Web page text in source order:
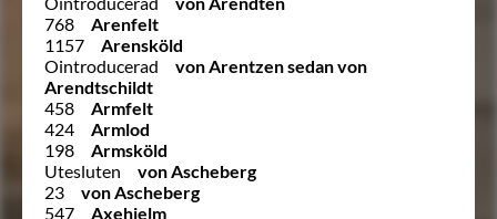
768
Arenfelt
1157
Arensköld
Ointroducerad
von Arentzen sedan von
Arendtschildt
458
Armfelt
424
Armlod
198
Armsköld
Utesluten
von Ascheberg
23
von Ascheberg
547
Axehielm